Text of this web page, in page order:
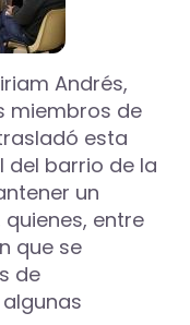
Andrés,
miembros de
esta
del barrio de la
un
entre
que se
de